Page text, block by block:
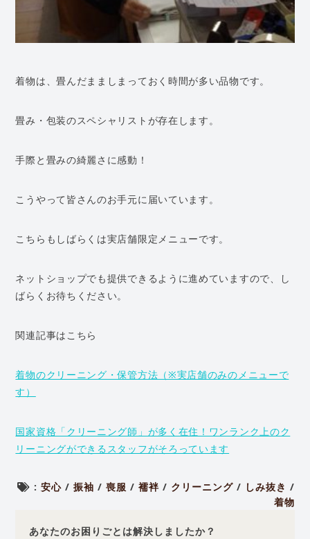
着物は、畳んだまましまっておく時間が多い品物です。
畳み・包装のスペシャリストが存在します。
手際と畳みの綺麗さに感動！
こうやって皆さんのお手元に届いています。
こちらもしばらくは実店舗限定メニューです。
ネットショップでも提供できるように進めていますので、し
ばらくお待ちください。
関連記事はこちら
着物のクリーニング・保管方法（※実店舗のみのメニューで
す）
国家資格「クリーニング師」が多く在住！ワンランク上のク
リーニングができるスタッフがそろっています
: 安心/ 振袖 / 喪服 / 襦袢/ クリーニング/ しみ抜き /
着物
あなたのお困りごとは解決しましたか？